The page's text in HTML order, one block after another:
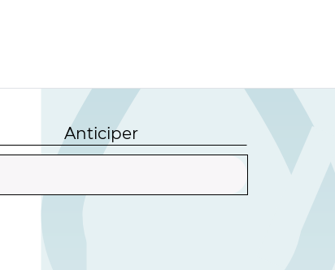
Anticiper